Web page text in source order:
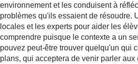
environnement et les conduisent à
problèmes qu'ils essaient de résoudre.
locales et les experts pour aider les
comprendre puisque le contexte a un
pouvez peut-être trouver quelqu'un qui
plans, qui acceptera de venir parler